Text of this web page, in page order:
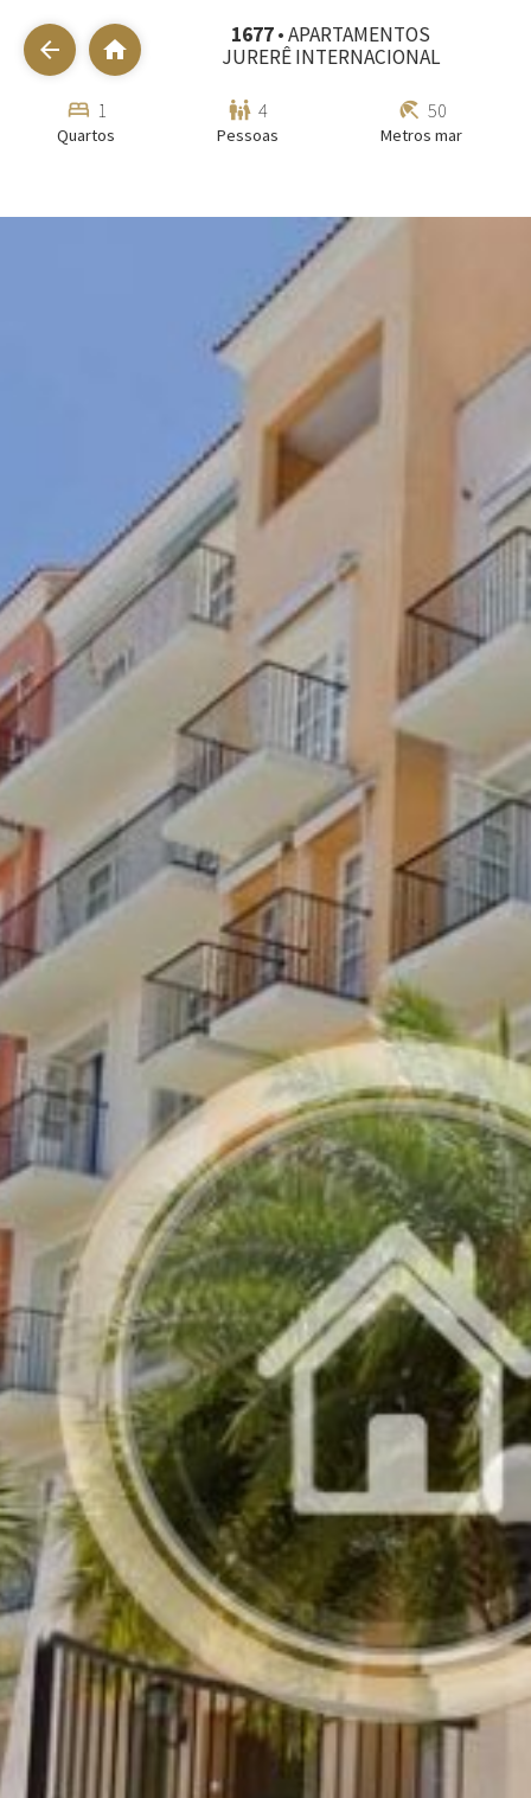
arrow_back home
1677• APARTAMENTOS
JURERÊ INTERNACIONAL
bed 1
Quartos
family_restroom 4
Pessoas
beach_access 50
Metros mar